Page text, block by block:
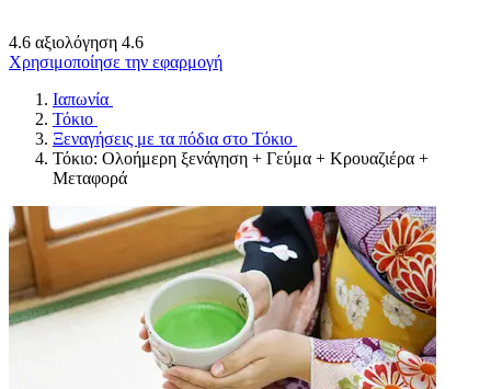
4.6 αξιολόγηση 4.6
Χρησιμοποίησε την εφαρμογή
Ιαπωνία
Τόκιο
Ξεναγήσεις με τα πόδια στο Τόκιο
Τόκιο: Ολοήμερη ξενάγηση + Γεύμα + Κρουαζιέρα +
Μεταφορά